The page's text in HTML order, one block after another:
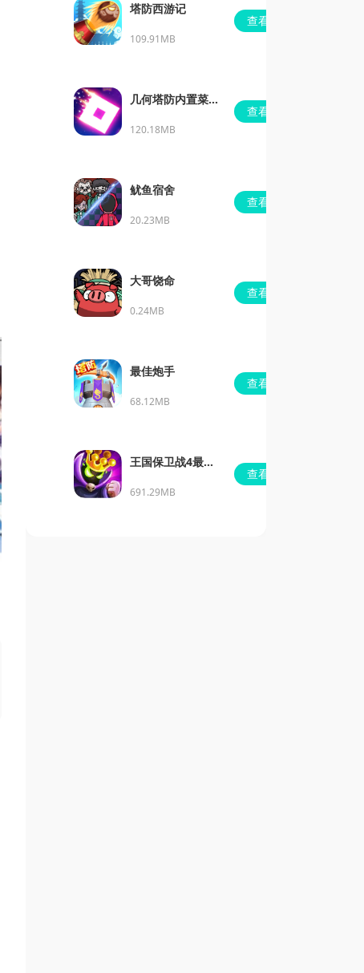
塔防西游记
109.91MB
查看
几何塔防内置菜单
版
120.18MB
查看
鱿鱼宿舍
20.23MB
查看
大哥饶命
0.24MB
查看
最佳炮手
68.12MB
查看
王国保卫战4最新
dlc下载
691.29MB
查看